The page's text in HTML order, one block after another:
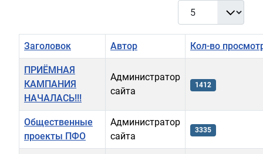
Кол-во строк:
Заголовок Автор Кол-во
ПРИЁМНАЯ
КАМПАНИЯ
НАЧАЛАСЬ!!!
Администратор
сайта
1412
Общественные
проекты ПФО
Администратор
сайта
3335